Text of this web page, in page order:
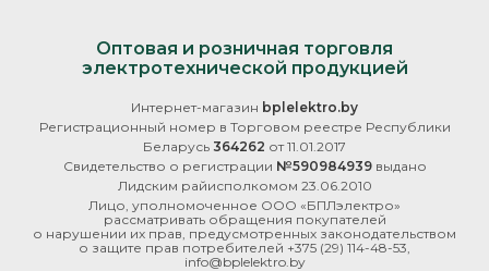
Оптовая и розничная торговля
электротехнической продукцией
Интернет-магазин bplelektro.by
Регистрационный номер в Торговом реестре Республики
Беларусь 364262 от 11.01.2017
Свидетельство о регистрации №590984939выдано
Лидским райисполкомом 23.06.2010
Лицо, уполномоченное ООО «БПЛэлектро»
рассматривать обращения покупателей
о нарушении их прав, предусмотренных законодательством
о защите прав потребителей +375 (29) 114-48-53
info@bplelektro.by